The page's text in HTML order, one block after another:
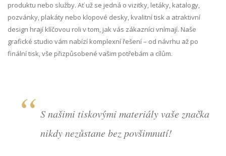
produktu nebo služby. Ať už se jedná o vizitky, letáky, katalogy,
pozvánky, plakáty nebo klopové desky, kvalitní tisk a atraktivní
design hrají klíčovou roli v tom, jak vás zákazníci vnímají. Naše
grafické studio vám nabízí komplexní řešení – od návrhu až po
finální tisk, vše přizpůsobené vašim potřebám a cílům.
S našimi tiskovými materiály vaše značka
nikdy nezůstane bez povšimnutí!